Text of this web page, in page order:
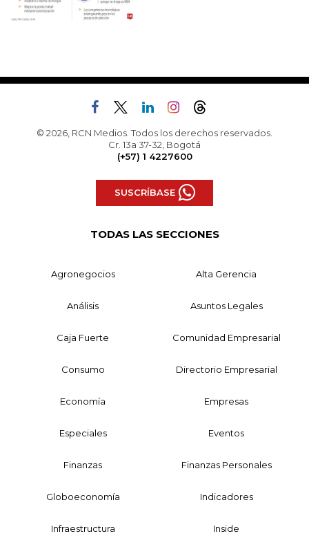
© 2026, RCN Medios. Todos los derechos reservados.
Cr. 13a 37-32, Bogotá
(+57) 1 4227600
SUSCRÍBASE
TODAS LAS SECCIONES
Agronegocios Alta Gerencia
Análisis Asuntos Legales
Caja Fuerte Comunidad Empresarial
Consumo Directorio Empresarial
Economía Empresas
Especiales Eventos
Finanzas Finanzas Personales
Globoeconomía Indicadores
Infraestructura Inside